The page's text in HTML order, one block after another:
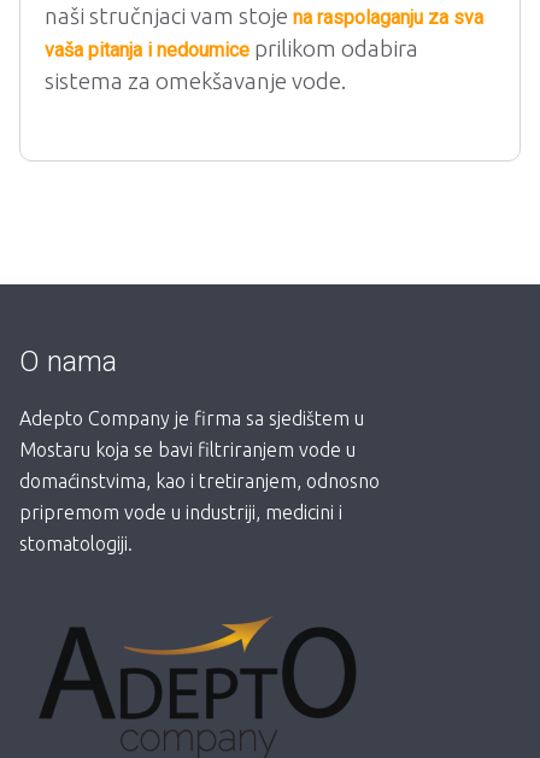
naši stručnjaci vam stoje na raspolaganju za sva
vaša pitanja i nedoumice prilikom odabira
sistema za omekšavanje vode.
O nama
Adepto Company je firma sa sjedištem u
Mostaru koja se bavi filtriranjem vode u
domaćinstvima, kao i tretiranjem, odnosno
pripremom vode u industriji, medicini i
stomatologiji.